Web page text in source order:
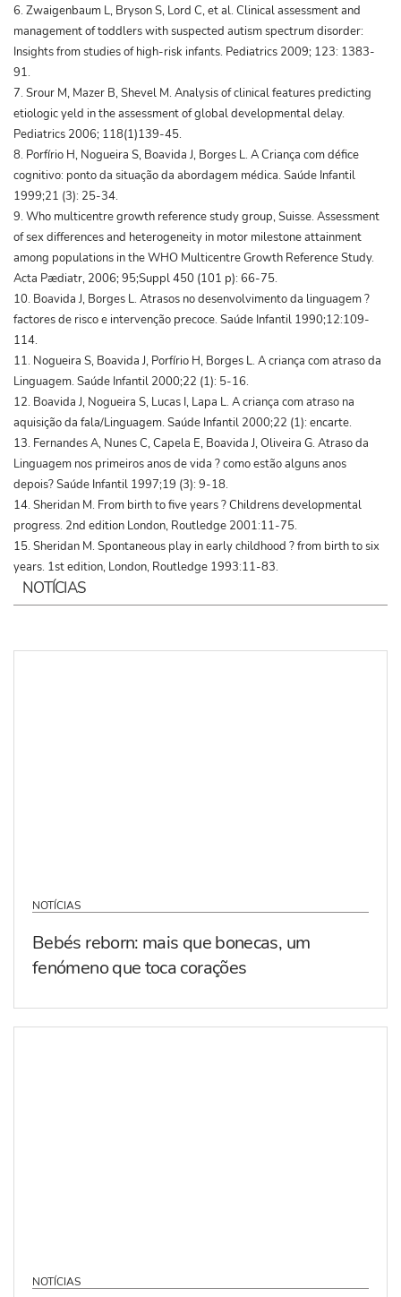
6. Zwaigenbaum L, Bryson S, Lord C, et al. Clinical assessment and
management of toddlers with suspected autism spectrum disorder:
Insights from studies of high-risk infants. Pediatrics 2009; 123: 1383-
91.
7. Srour M, Mazer B, Shevel M. Analysis of clinical features predicting
etiologic yeld in the assessment of global developmental delay.
Pediatrics 2006; 118(1)139-45.
8. Porfírio H, Nogueira S, Boavida J, Borges L. A Criança com défice
cognitivo: ponto da situação da abordagem médica. Saúde Infantil
1999;21 (3): 25-34.
9. Who multicentre growth reference study group, Suisse. Assessment
of sex differences and heterogeneity in motor milestone attainment
among populations in the WHO Multicentre Growth Reference Study.
Acta Pædiatr, 2006; 95;Suppl 450 (101 p): 66-75.
10. Boavida J, Borges L. Atrasos no desenvolvimento da linguagem ?
factores de risco e intervenção precoce. Saúde Infantil 1990;12:109-
114.
11. Nogueira S, Boavida J, Porfírio H, Borges L. A criança com atraso da
Linguagem. Saúde Infantil 2000;22 (1): 5-16.
12. Boavida J, Nogueira S, Lucas I, Lapa L. A criança com atraso na
aquisição da fala/Linguagem. Saúde Infantil 2000;22 (1): encarte.
13. Fernandes A, Nunes C, Capela E, Boavida J, Oliveira G. Atraso da
Linguagem nos primeiros anos de vida ? como estão alguns anos
depois? Saúde Infantil 1997;19 (3): 9-18.
14. Sheridan M. From birth to five years ? Childrens developmental
progress. 2nd edition London, Routledge 2001:11-75.
15. Sheridan M. Spontaneous play in early childhood ? from birth to six
years. 1st edition, London, Routledge 1993:11-83.
NOTÍCIAS
NOTÍCIAS
Bebés reborn: mais que bonecas, um
fenómeno que toca corações
NOTÍCIAS